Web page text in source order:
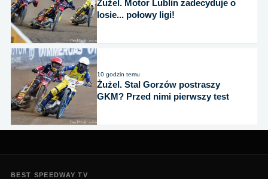
Żużel. Motor Lublin zadecyduje o
losie... połowy ligi!
10 godzin temu
Żużel. Stal Gorzów postraszy
GKM? Przed nimi pierwszy test
BEST SPEEDWAY TV